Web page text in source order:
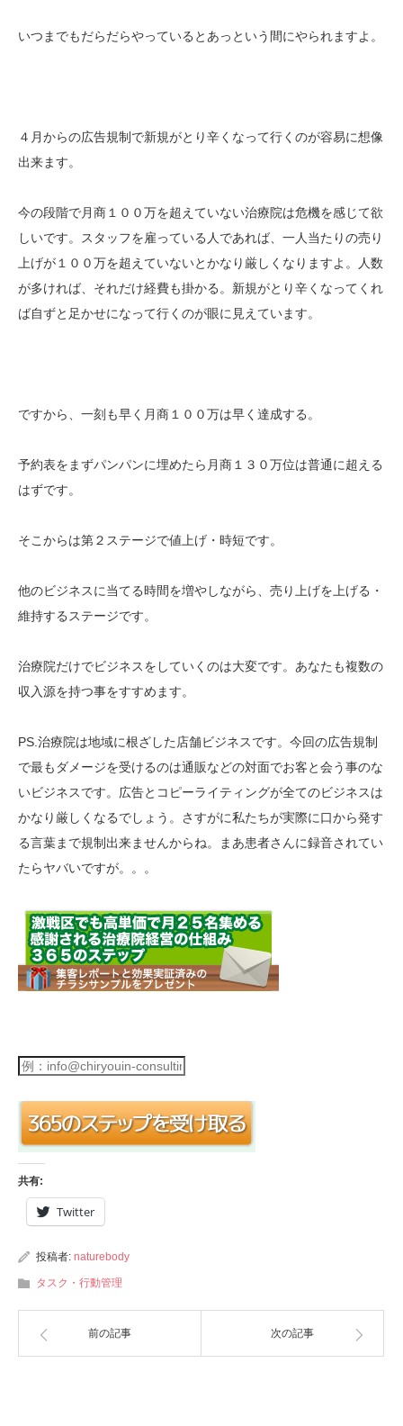
いつまでもだらだらやっているとあっという間にやられますよ。
４月からの広告規制で新規がとり辛くなって行くのが容易に想像
出来ます。
今の段階で月商１００万を超えていない治療院は危機を感じて欲
しいです。スタッフを雇っている人であれば、一人当たりの売り
上げが１００万を超えていないとかなり厳しくなりますよ。人数
が多ければ、それだけ経費も掛かる。新規がとり辛くなってくれ
ば自ずと足かせになって行くのが眼に見えています。
ですから、一刻も早く月商１００万は早く達成する。
予約表をまずパンパンに埋めたら月商１３０万位は普通に超える
はずです。
そこからは第２ステージで値上げ・時短です。
他のビジネスに当てる時間を増やしながら、売り上げを上げる・
維持するステージです。
治療院だけでビジネスをしていくのは大変です。あなたも複数の
収入源を持つ事をすすめます。
PS.治療院は地域に根ざした店舗ビジネスです。今回の広告規制
で最もダメージを受けるのは通販などの対面でお客と会う事のな
いビジネスです。広告とコピーライティングが全てのビジネスは
かなり厳しくなるでしょう。さすがに私たちが実際に口から発す
る言葉まで規制出来ませんからね。まあ患者さんに録音されてい
たらヤバいですが。。。
共有:
Twitter
投稿者: naturebody
タスク・行動管理
前の記事 次の記事